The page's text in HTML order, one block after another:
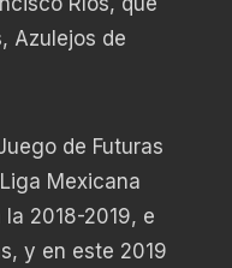
Azulejos de
de Futuras
Mexicana
2018-2019, e
y en este 2019